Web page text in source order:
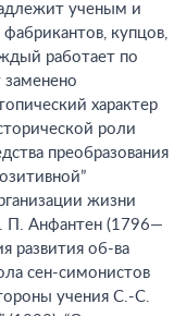
ученым и
купцов,
работает по
характер
роли
преобразования
жизни
П. Анфантен (1796—
развития об-ва
сен-симонистов
учения С.-С.